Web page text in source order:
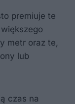
premiuje te
metr oraz te,
lub
czas na